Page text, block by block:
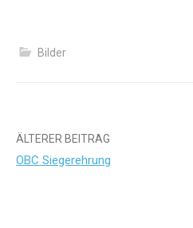
Bilder
Beitrags-
ÄLTERER BEITRAG
OBC Siegerehrung